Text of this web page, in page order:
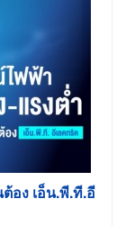
อง เอ็น.พี.ที.อี